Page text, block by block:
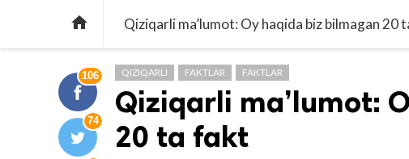
 Qiziqarli ma’lumot: Oy haqida biz bilmagan 20
106
74
QIZIQARLI FAKTLAR FAKTLAR
Qiziqarli ma’lumot:
20 ta fakt